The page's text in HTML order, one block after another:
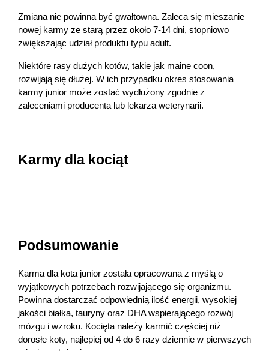
Zmiana nie powinna być gwałtowna. Zaleca się mieszanie
nowej karmy ze starą przez około 7-14 dni, stopniowo
zwiększając udział produktu typu adult.
Niektóre rasy dużych kotów, takie jak maine coon,
rozwijają się dłużej. W ich przypadku okres stosowania
karmy junior może zostać wydłużony zgodnie z
zaleceniami producenta lub lekarza weterynarii.
Karmy dla kociąt
Podsumowanie
Karma dla kota junior została opracowana z myślą o
wyjątkowych potrzebach rozwijającego się organizmu.
Powinna dostarczać odpowiednią ilość energii, wysokiej
jakości białka, tauryny oraz DHA wspierającego rozwój
mózgu i wzroku. Kocięta należy karmić częściej niż
dorosłe koty, najlepiej od 4 do 6 razy dziennie w pierwszych